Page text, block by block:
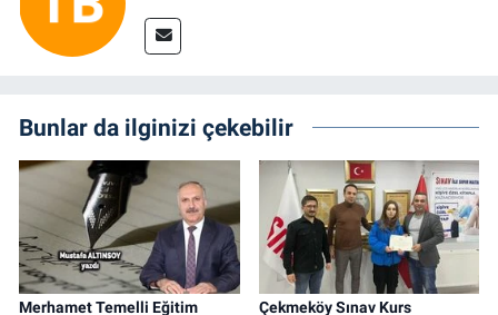
Bunlar da ilginizi çekebilir
Merhamet Temelli Eğitim
Çekmeköy Sınav Kurs